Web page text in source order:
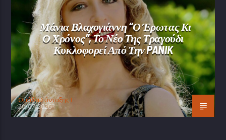
Μάνια Βλαχογιάννη “Ο Έρωτας Κι
Ο Χρόνος”, Το Νέο Της Τραγούδι
Κυκλοφορεί Από Την PANIK
Oμάδα Σύνταξης Ι
20/07/2026